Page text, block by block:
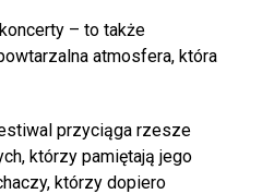
– to także
atmosfera, która
przyciąga rzesze
którzy pamiętają jego
którzy dopiero